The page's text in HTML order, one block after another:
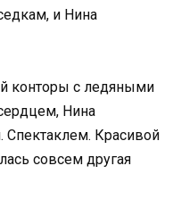
и Нина
конторы с ледяными
Нина
Спектаклем. Красивой
совсем другая